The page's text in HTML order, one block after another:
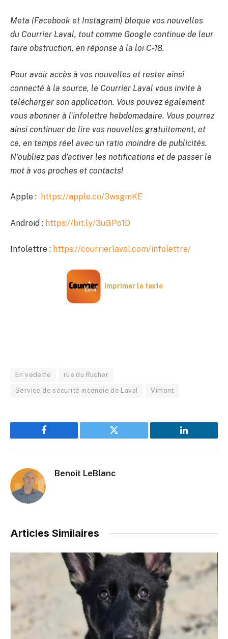
Meta (Facebook et Instagram) bloque vos nouvelles
du Courrier Laval, tout comme Google continue de leur
faire obstruction, en réponse à la loi C-18.
Pour avoir accès à vos nouvelles et rester ainsi
connecté à la source, le Courrier Laval vous invite à
télécharger son application. Vous pouvez également
vous abonner à l’infolettre hebdomadaire. Vous pourrez
ainsi continuer de lire vos nouvelles gratuitement, et
ce, en temps réel avec un ratio moindre de publicités.
N’oubliez pas d’activer les notifications et de passer le
mot à vos proches et contacts!
Apple : https://apple.co/3wsgmKE
Android : https://bit.ly/3uGPo1D
Infolettre : https://courrierlaval.com/infolettre/
Imprimer le texte
En vedette rue du Rucher
Service de sécurité incendie de Laval Vimont
Facebook Twitter LinkedIn
Benoit LeBlanc
Articles Similaires